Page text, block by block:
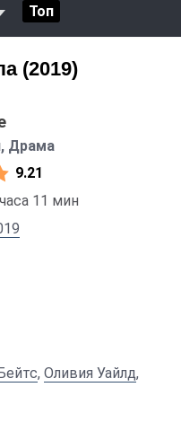
Топ
(2019)
Драма
9.21
11 мин
,Оливия Уайлд,